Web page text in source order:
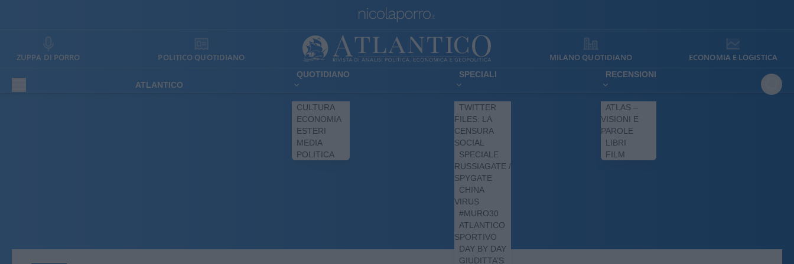
ZUPPA DI PORRO POLITICO QUOTIDIANO MILANO QUOTIDIANO ECONOMIA E LOGISTICA
ATLANTICO
QUOTIDIANO
CULTURA
ECONOMIA
ESTERI
MEDIA
POLITICA
SPECIALI
TWITTER
FILES: LA
CENSURA
SOCIAL
SPECIALE
RUSSIAGATE /
SPYGATE
CHINA
VIRUS
#MURO30
ATLANTICO
SPORTIVO
DAY BY DAY
GIUDITTA’S
RECENSIONI
ATLAS –
VISIONI E
PAROLE
LIBRI
FILM